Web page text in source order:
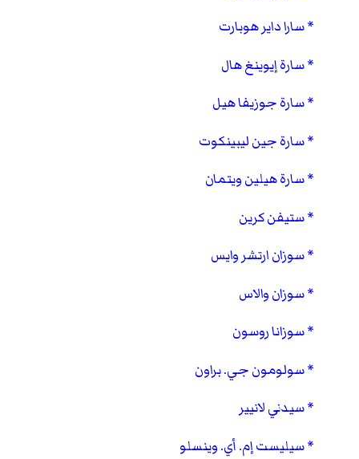
سارا داير هوبارت
سارة إيوينغ هال
سارة جوزيفا هيل
سارة جين ليبينكوت
سارة هيلين ويتمان
ستيفن كرين
سوزان ارتشر وايس
سوزان والاس
سوزانا روسون
سولومون جي. براون
سيدني لانيير
سيليست إم. أي. وينسلو